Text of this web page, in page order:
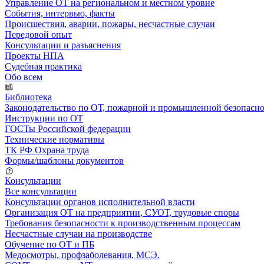
Управление ОТ на региональном и местном уровне
События, интервью, факты
Происшествия, аварии, пожары, несчастные случаи
Передовой опыт
Консультации и разъяснения
Проекты НПА
Судебная практика
Обо всем
Библиотека
Законодательство по ОТ, пожарной и промышленной
Инструкции по ОТ
ГОСТы Российской федерации
Технические нормативы
ТК РФ Охрана труда
Формы/шаблоны документов
Консультации
Все консультации
Консультации органов исполнительной власти
Организация ОТ на предприятии, СУОТ, трудовые споры
Требования безопасности к производственным процессам
Несчастные случаи на производстве
Обучение по ОТ и ПБ
Медосмотры, профзаболевания, МСЭ.